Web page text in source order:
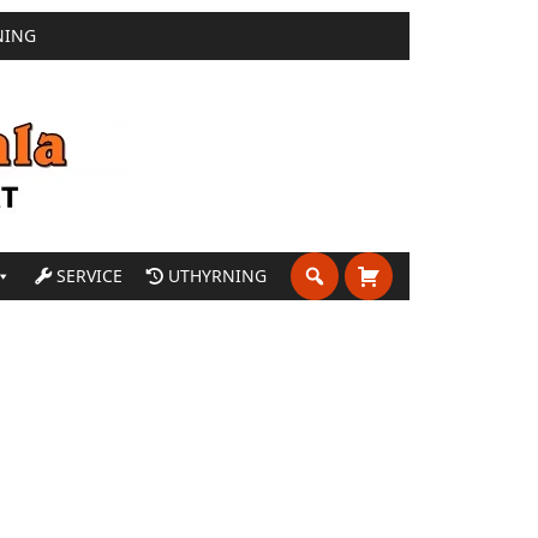
SERVICE
UTHYRNING